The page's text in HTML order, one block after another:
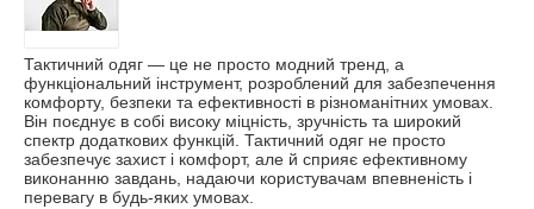
Тактичний одяг — це не просто модний тренд, а
функціональний інструмент, розроблений для забезпечення
комфорту, безпеки та ефективності в різноманітних умовах.
Він поєднує в собі високу міцність, зручність та широкий
спектр додаткових функцій. Тактичний одяг не просто
забезпечує захист і комфорт, але й сприяє ефективному
виконанню завдань, надаючи користувачам впевненість і
перевагу в будь-яких умовах.